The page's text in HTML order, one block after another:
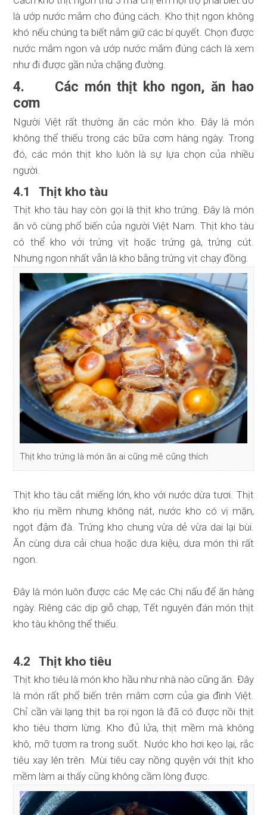
là ướp nước mắm cho đúng cách. Kho thịt ngon không
khó nếu chúng ta biết nắm giữ các bí quyết. Chọn được
nước mắm ngon và ướp nước mắm đúng cách là xem
như đi được gần nửa chặng đường.
4. Các món thịt kho ngon, ăn hao
cơm
Người Việt rất thường ăn các món kho. Đây là món
không thể thiếu trong các bữa cơm hàng ngày. Trong
đó, các món thịt kho luôn là sự lựa chọn của nhiều
người.
4.1 Thịt kho tàu
Thịt kho tàu hay còn gọi là thịt kho trứng. Đây là món
ăn vô cùng phổ biến của người Việt Nam. Thịt kho tàu
có thể kho với trứng vịt hoặc trứng gà, trứng cút.
Nhưng ngon nhất vẫn là kho bằng trứng vịt chạy đồng.
Thịt kho trứng là món ăn ai cũng mê cũng thích
Thịt kho tàu cắt miếng lớn, kho với nước dừa tươi. Thịt
kho rịu mềm nhưng không nát, nước kho có vị mặn,
ngọt đậm đà. Trứng kho chung vừa dẻ vừa dai lại bùi.
Ăn cùng dưa cải chua hoặc dưa kiệu, dưa món thì rất
ngon.
Đây là món luôn được các Mẹ các Chị nấu để ăn hàng
ngày. Riêng các dịp giỗ chạp, Tết nguyên đán món thịt
kho tàu không thể thiếu.
4.2 Thịt kho tiêu
Thịt kho tiêu là món kho hầu như nhà nào cũng ăn. Đây
là món rất phổ biến trên mâm cơm của gia đình Việt.
Chỉ cần vài lạng thịt ba rọi ngon là đã có được nồi thịt
kho tiêu thơm lừng. Kho đủ lửa, thịt mềm mà không
khô, mỡ tươm ra trong suốt. Nước kho hơi kẹo lại, rắc
tiêu xay lên trên. Mùi tiêu cay nồng quyện với thịt kho
mềm làm ai thấy cũng không cầm lòng được.